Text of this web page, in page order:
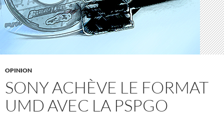
OPINION
SONY ACHÈVE LE FORMAT
UMD AVEC LA PSPGO